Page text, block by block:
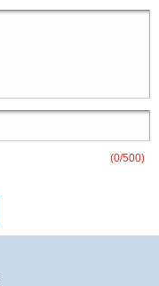
(0/500)